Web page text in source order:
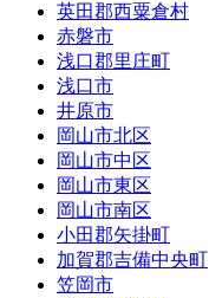
英田郡西粟倉村
赤磐市
浅口郡里庄町
浅口市
井原市
岡山市北区
岡山市中区
岡山市東区
岡山市南区
小田郡矢掛町
加賀郡吉備中央町
笠岡市